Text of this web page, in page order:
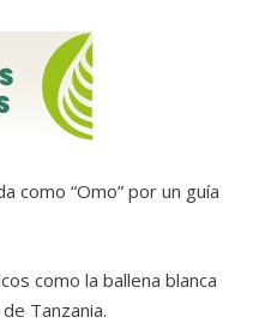
como “Omo” por un guía
como la ballena blanca
Tanzania.